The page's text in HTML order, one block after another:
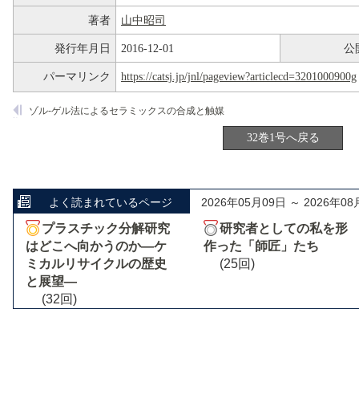
著者 山中昭司
発行年月日 2016-12-01 公
パーマリンク https://catsj.jp/jnl/pageview?articlecd=3201000900g
ゾル-ゲル法によるセラミックスの合成と触媒
32巻1号へ戻る
よく読まれているページ 2026年05月09日 ～ 2026年08
プラスチック分解研究
はどこへ向かうのか―ケ
ミカルリサイクルの歴史
と展望―
(32回)
研究者としての私を形
作った「師匠」たち
(25回)